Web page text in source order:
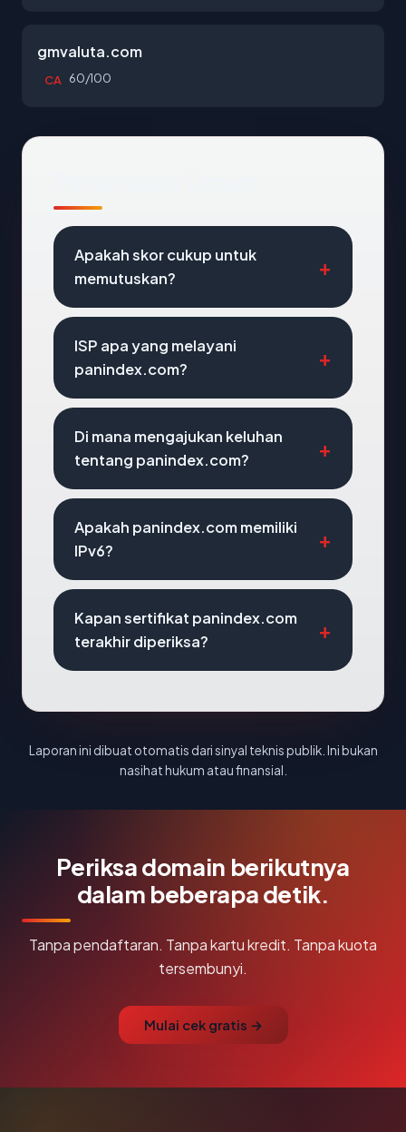
gmvaluta.com
CA 60/100
Apakah skor cukup untuk
memutuskan?
ISP apa yang melayani
panindex.com?
Di mana mengajukan keluhan
tentang panindex.com?
Apakah panindex.com memiliki
IPv6?
Kapan sertifikat panindex.com
terakhir diperiksa?
Laporan ini dibuat otomatis dari sinyal teknis publik. Ini bukan
nasihat hukum atau finansial.
Periksa domain berikutnya
dalam beberapa detik.
Tanpa pendaftaran. Tanpa kartu kredit. Tanpa kuota
tersembunyi.
Mulai cek gratis →